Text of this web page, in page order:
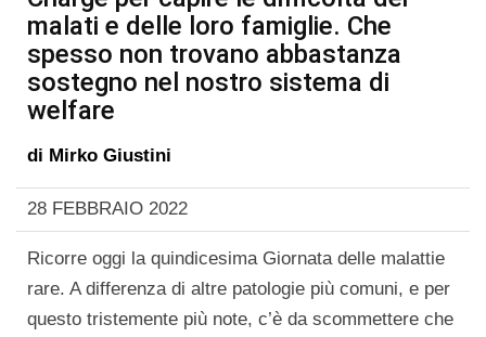
malati e delle loro famiglie. Che
spesso non trovano abbastanza
sostegno nel nostro sistema di
welfare
di Mirko Giustini
28 FEBBRAIO 2022
Ricorre oggi la quindicesima Giornata delle malattie
rare. A differenza di altre patologie più comuni, e per
questo tristemente più note, c’è da scommettere che